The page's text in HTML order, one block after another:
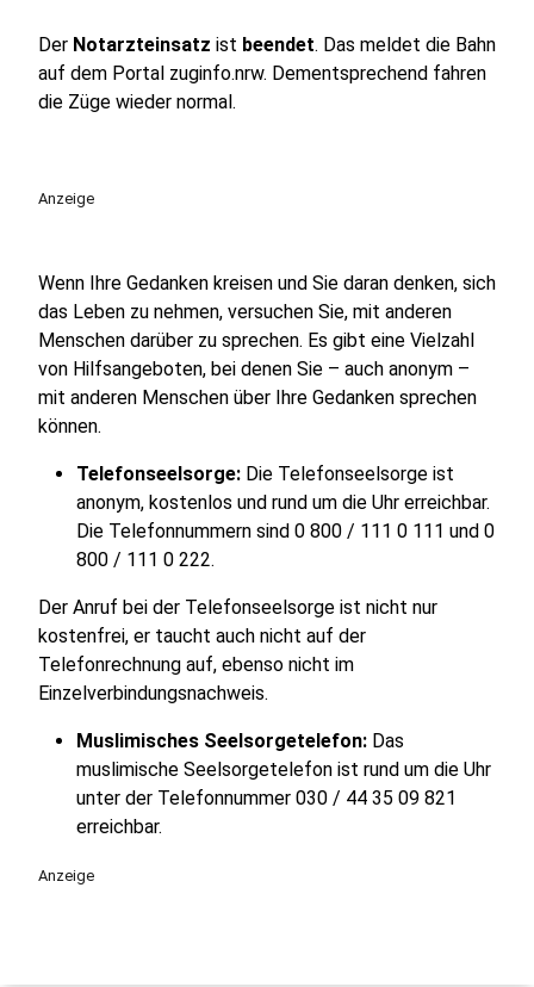
Der Notarzteinsatz ist beendet. Das meldet die Bahn
auf dem Portal zuginfo.nrw. Dementsprechend fahren
die Züge wieder normal.
Anzeige
Wenn Ihre Gedanken kreisen und Sie daran denken, sich
das Leben zu nehmen, versuchen Sie, mit anderen
Menschen darüber zu sprechen. Es gibt eine Vielzahl
von Hilfsangeboten, bei denen Sie – auch anonym –
mit anderen Menschen über Ihre Gedanken sprechen
können.
Telefonseelsorge: Die Telefonseelsorge ist
anonym, kostenlos und rund um die Uhr erreichbar.
Die Telefonnummern sind 0 800 / 111 0 111 und 0
800 / 111 0 222.
Der Anruf bei der Telefonseelsorge ist nicht nur
kostenfrei, er taucht auch nicht auf der
Telefonrechnung auf, ebenso nicht im
Einzelverbindungsnachweis.
Muslimisches Seelsorgetelefon: Das
muslimische Seelsorgetelefon ist rund um die Uhr
unter der Telefonnummer 030 / 44 35 09 821
erreichbar.
Anzeige